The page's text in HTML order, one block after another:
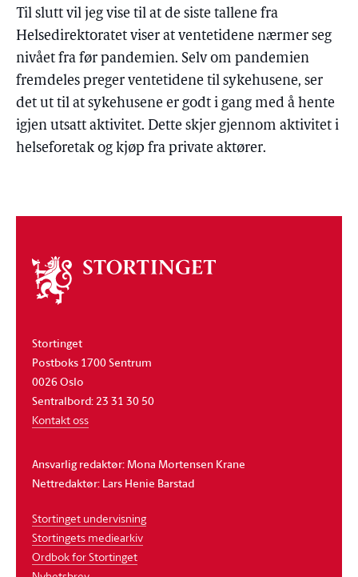
Til slutt vil jeg vise til at de siste tallene fra
Helsedirektoratet viser at ventetidene nærmer seg
nivået fra før pandemien. Selv om pandemien
fremdeles preger ventetidene til sykehusene, ser
det ut til at sykehusene er godt i gang med å hente
igjen utsatt aktivitet. Dette skjer gjennom aktivitet i
helseforetak og kjøp fra private aktører.
Om
stortinget
Stortinget
Postboks 1700 Sentrum
0026 Oslo
Sentralbord: 23 31 30 50
Kontakt oss
Ansvarlig redaktør: Mona Mortensen Krane
Nettredaktør: Lars Henie Barstad
Stortinget undervisning
Stortingets mediearkiv
Ordbok for Stortinget